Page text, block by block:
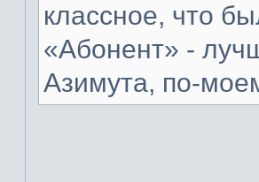
классное, что
«Абонент» -
Азимута, по-